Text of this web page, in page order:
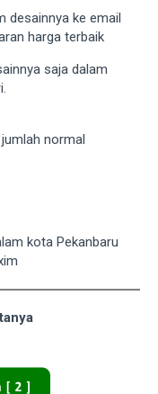
desainnya ke email
harga terbaik
saja dalam
normal
kota Pekanbaru